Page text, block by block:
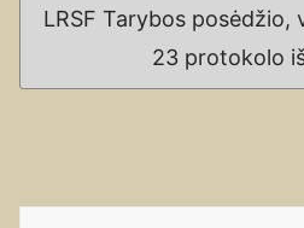
LRSF Tarybos posėdžio,
23 protokolo